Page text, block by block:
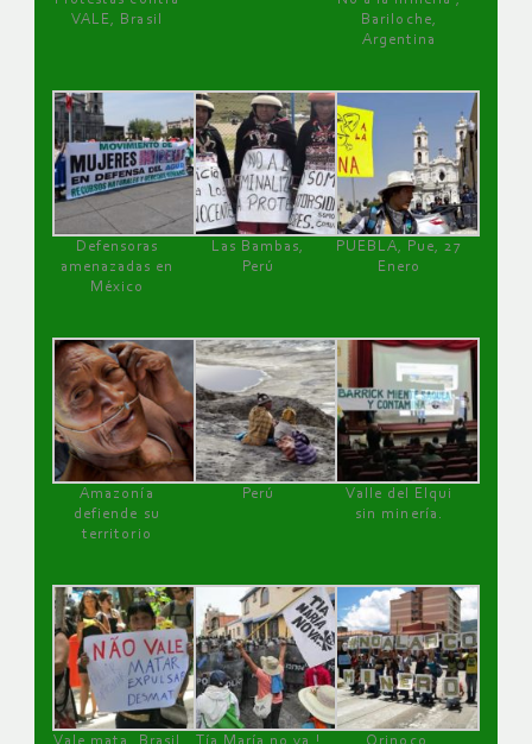
VALE, Brasil
Bariloche,
Argentina
Defensoras
amenazadas en
México
Las Bambas,
Perú
PUEBLA, Pue, 27
Enero
Amazonía
defiende su
territorio
Perú
Valle del Elqui
sin minería.
Vale mata, Brasil Tía María no va ! Orinoco,